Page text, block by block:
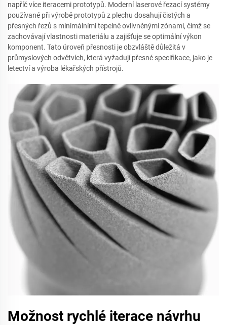
napříč více iteracemi prototypů. Moderní laserové řezací systémy
používané při výrobě prototypů z plechu dosahují čistých a
přesných řezů s minimálními tepelně ovlivněnými zónami, čímž se
zachovávají vlastnosti materiálu a zajišťuje se optimální výkon
komponent. Tato úroveň přesnosti je obzvláště důležitá v
průmyslových odvětvích, která vyžadují přesné specifikace, jako je
letectví a výroba lékařských přístrojů.
Možnost rychlé iterace návrhu